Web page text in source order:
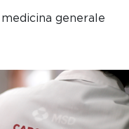
generale